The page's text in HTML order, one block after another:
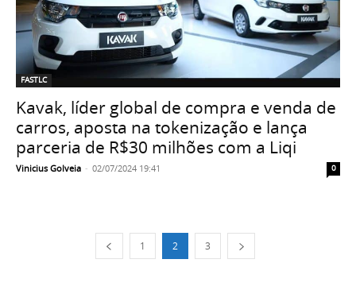
FASTLC
Kavak, líder global de compra e venda de
carros, aposta na tokenização e lança
parceria de R$30 milhões com a Liqi
Vinicius Golveia - 02/07/2024 19:41 0
1 2 3